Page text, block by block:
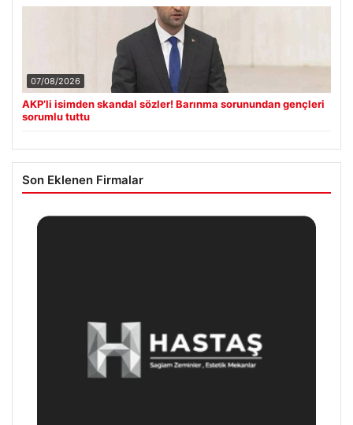
07/08/2026
AKP’li isimden skandal sözler! Barınma sorunundan gençleri
sorumlu tuttu
Son Eklenen Firmalar